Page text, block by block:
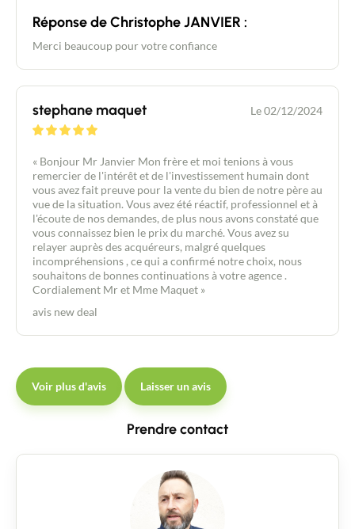
Réponse de Christophe JANVIER :
Merci beaucoup pour votre confiance
stephane maquet Le 02/12/2024
« Bonjour Mr Janvier Mon frère et moi tenions à vous
remercier de l'intérêt et de l'investissement humain dont
vous avez fait preuve pour la vente du bien de notre père au
vue de la situation. Vous avez été réactif, professionnel et à
l'écoute de nos demandes, de plus nous avons constaté que
vous connaissez bien le prix du marché. Vous avez su
relayer auprès des acquéreurs, malgré quelques
incompréhensions , ce qui a confirmé notre choix, nous
souhaitons de bonnes continuations à votre agence .
Cordialement Mr et Mme Maquet »
avis new deal
Voir plus d'avis Laisser un avis
Prendre contact